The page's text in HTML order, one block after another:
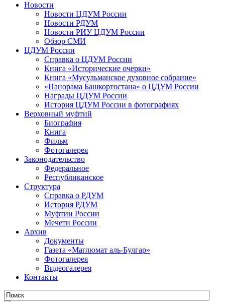
Новости
Новости ЦДУМ России
Новости РДУМ
Новости РИУ ЦДУМ России
Обзор СМИ
ЦДУМ России
Справка о ЦДУМ России
Книга «Исторические очерки»
Книга «Мусульманское духовное собрание»
«Панорама Башкортостана» о ЦДУМ России
Награды ЦДУМ России
История ЦДУМ России в фотографиях
Верховный муфтий
Биография
Книга
Фильм
Фотогалерея
Законодательство
Федеральное
Республиканское
Структура
Справка о РДУМ
История РДУМ
Муфтии России
Мечети России
Архив
Документы
Газета «Маглюмат аль-Булгар»
Фотогалерея
Видеогалерея
Контакты